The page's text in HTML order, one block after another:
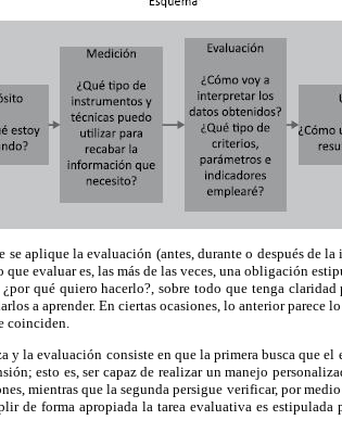
aplique la evaluación (antes, durante o después de
que evaluar es, las más de las veces, una obligación
qué quiero hacerlo?, sobre todo que tenga
a aprender. En ciertas ocasiones, lo anterior parece
coinciden.
y la evaluación consiste en que la primera busca que
esto es, ser capaz de realizar un manejo
mientras que la segunda persigue verificar, por
de forma apropiada la tarea evaluativa es estipulada